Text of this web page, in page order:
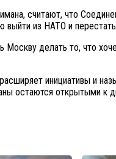
считают, что
из НАТО и
делать то, что
инициативы и
остаются открытыми к